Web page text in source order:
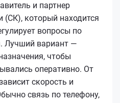
и партнер
(СК), который находится
вопросы по
Лучший вариант —
чтобы
оперативно. От
скорость и
связь по телефону,